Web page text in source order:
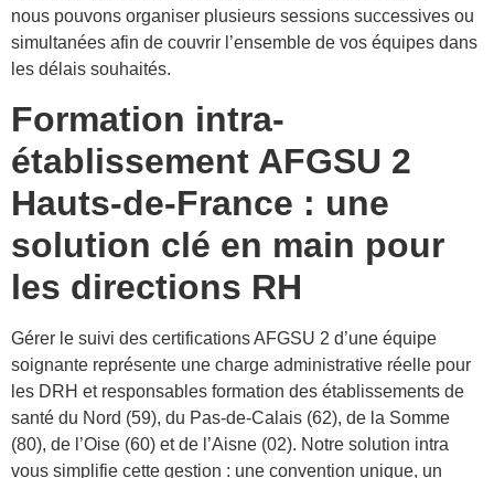
nous pouvons organiser plusieurs sessions successives ou
simultanées afin de couvrir l’ensemble de vos équipes dans
les délais souhaités.
Formation intra-
établissement AFGSU 2
Hauts-de-France : une
solution clé en main pour
les directions RH
Gérer le suivi des certifications AFGSU 2 d’une équipe
soignante représente une charge administrative réelle pour
les DRH et responsables formation des établissements de
santé du Nord (59), du Pas-de-Calais (62), de la Somme
(80), de l’Oise (60) et de l’Aisne (02). Notre solution intra
vous simplifie cette gestion : une convention unique, un